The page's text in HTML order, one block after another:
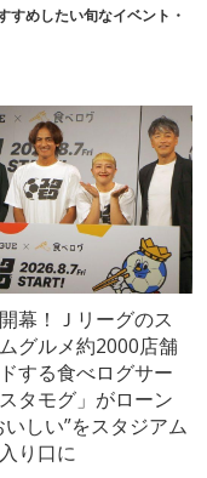
すめしたい旬なイベント・
幕！Ｊリーグのス
グルメ約2000店舗
する食べログサー
タモグ」がローン
いしい”をスタジアム
り口に